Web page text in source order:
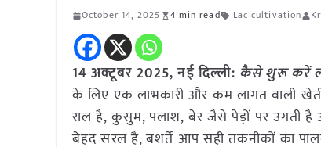
October 14, 2025 4 min read Lac cultivation
14 अक्टूबर 2025, नई दिल्ली: कैसे शुरू करें
के लिए एक लाभकारी और कम लागत वाली
राल है, कुसुम, पलाश, बेर जैसे पेड़ों पर उगती
बेहद सरल है, बशर्ते आप सही तकनीकों का